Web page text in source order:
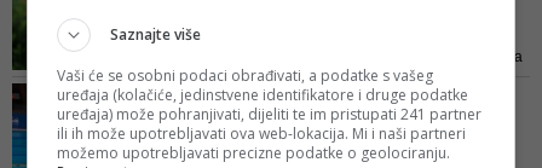
nastup u polufinalu na 50 metara
delfin
NAJBOLJA BH. PLIVAČICA
ZAUZELA TREĆE MJESTO
Sjajna Lana Pudar se
Saznajte više
Vaši će se osobni podaci obrađivati, a podatke s vašeg
uređaja (kolačiće, jedinstvene identifikatore i druge podatke
uređaja) može pohranjivati, dijeliti te im pristupati 241 partner
ili ih može upotrebljavati ova web-lokacija. Mi i naši partneri
možemo upotrebljavati precizne podatke o geolociranju.